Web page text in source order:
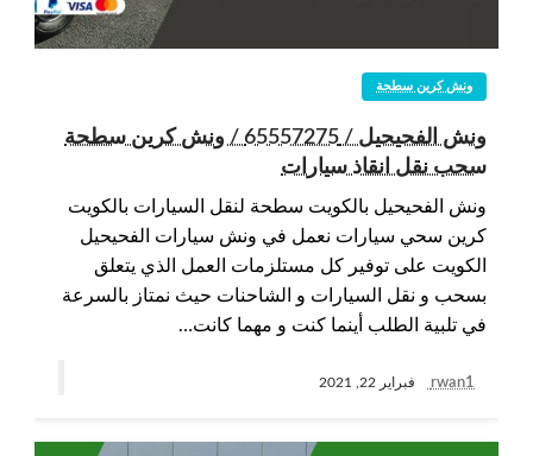
ونش كرين سطحة
ونش الفحيحيل / 65557275 / ونش كرين سطحة
سحب نقل انقاذ سيارات
ونش الفحيحيل بالكويت سطحة لنقل السيارات بالكويت
كرين سحي سيارات نعمل في ونش سيارات الفحيحيل
الكويت على توفير كل مستلزمات العمل الذي يتعلق
بسحب و نقل السيارات و الشاحنات حيث نمتاز بالسرعة
في تلبية الطلب أينما كنت و مهما كانت…
rwan1 فبراير 22, 2021